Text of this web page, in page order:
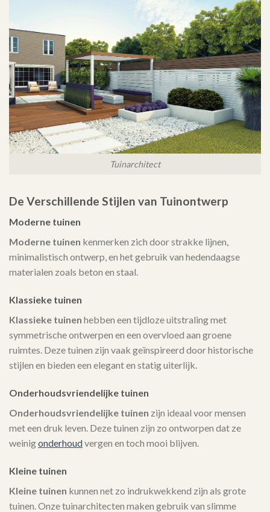
Tuinarchitect
De Verschillende Stijlen van Tuinontwerp
Moderne tuinen
Moderne tuinen kenmerken zich door strakke lijnen,
minimalistisch ontwerp, en het gebruik van hedendaagse
materialen zoals beton en staal.
Klassieke tuinen
Klassieke tuinen hebben een tijdloze uitstraling met
symmetrische ontwerpen en een overvloed aan groene
ruimtes. Deze tuinen zijn vaak geïnspireerd door historische
stijlen en bieden een elegant en statig uiterlijk.
Onderhoudsvriendelijke tuinen
Onderhoudsvriendelijke tuinen zijn ideaal voor mensen
met een druk leven. Deze tuinen zijn zo ontworpen dat ze
weinigonderhoudvergen en toch mooi blijven.
Kleine tuinen
Kleine tuinen kunnen net zo indrukwekkend zijn als grote
tuinen. Onze tuinarchitecten maken gebruik van slimme